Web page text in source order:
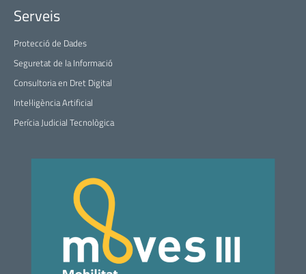
Serveis
Protecció de Dades
Seguretat de la Informació
Consultoria en Dret Digital
Intel·ligència Artificial
Perícia Judicial Tecnològica